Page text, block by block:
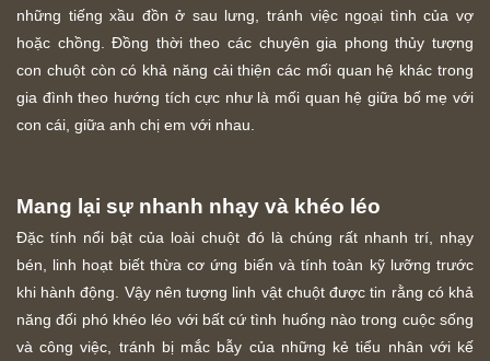
những tiếng xầu đồn ở sau lưng, tránh việc ngoại tình của vợ
hoặc chồng. Đồng thời theo các chuyên gia phong thủy tượng
con chuột còn có khả năng cải thiện các mối quan hệ khác trong
gia đình theo hướng tích cực như là mối quan hệ giữa bố mẹ với
con cái, giữa anh chị em với nhau.
Mang lại sự nhanh nhạy và khéo léo
Đặc tính nổi bật của loài chuột đó là chúng rất nhanh trí, nhạy
bén, linh hoạt biết thừa cơ ứng biến và tính toàn kỹ lưỡng trước
khi hành động. Vậy nên tượng linh vật chuột được tin rằng có khả
năng đối phó khéo léo với bất cứ tình huống nào trong cuộc sống
và công việc, tránh bị mắc bẫy của những kẻ tiểu nhân với kế